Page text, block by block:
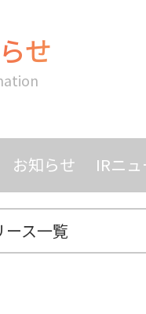
せ
お知らせ IRニ
ース一覧